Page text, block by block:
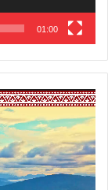
01:00